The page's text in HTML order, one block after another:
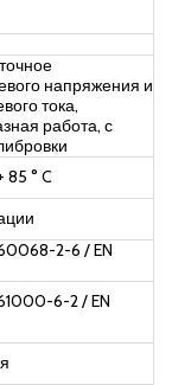
напряжения и
тока,
работа, с
85 ° C
2-6 / EN
6-2 / EN